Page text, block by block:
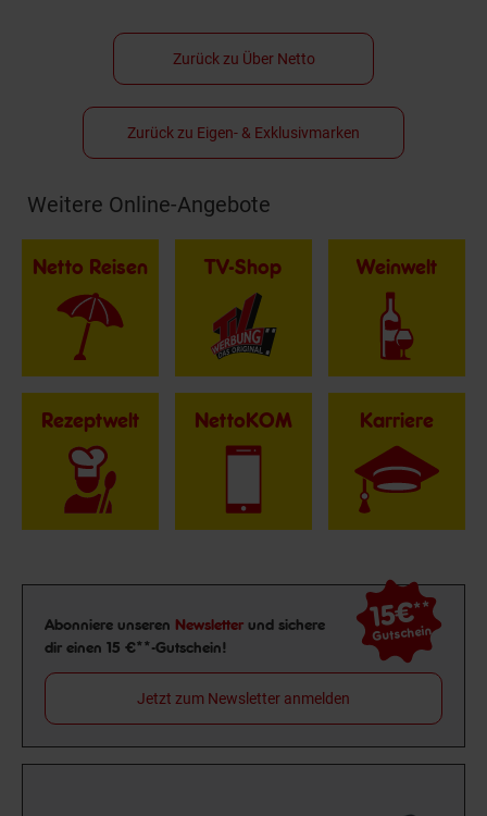
Zurück zu Über Netto
Zurück zu Eigen- & Exklusivmarken
Fußzeile
Weitere Online-Angebote
Netto Reisen TV-Shop Weinwelt
Rezeptwelt NettoKOM Karriere
Newsletter Anmeldung
Abonniere unseren Newsletter und sichere
dir einen 15 €**-Gutschein!
15€**
Gutschein
Jetzt zum Newsletter anmelden